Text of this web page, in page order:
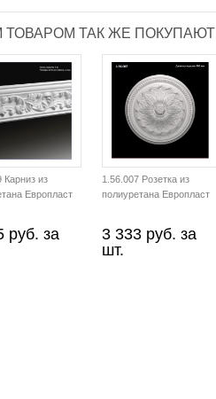
ТОВАРОМ ТАК ЖЕ ПОКУПАЮТ
Карниз из
Европласт
руб. за
1.56.007 Розетка из
полиуретана Европласт
3 333 руб. за
шт.